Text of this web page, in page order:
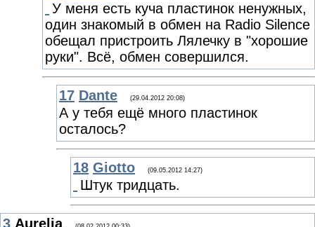
У меня есть куча пластинок ненужных,
один знакомый в обмен на Radio Silence
обещал пристроить Лялечку в "хорошие
руки". Всё, обмен совершился.
17 Dante (29.04.2012 20:08)
А у тебя ещё много пластинок
осталось?
18 Giotto (09.05.2012 14:27)
Штук тридцать.
3 Aurelia